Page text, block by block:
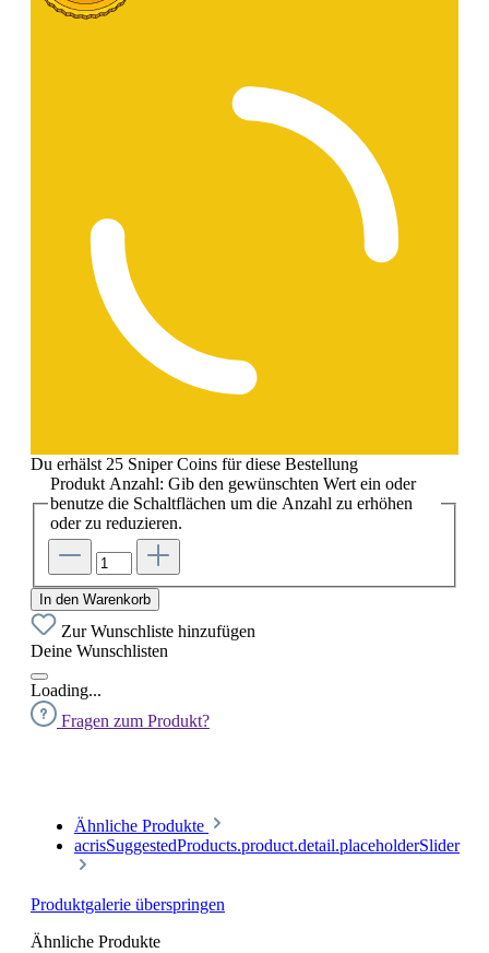
Du erhälst 25 Sniper Coins für diese Bestellung
Produkt Anzahl: Gib den gewünschten Wert ein oder
benutze die Schaltflächen um die Anzahl zu erhöhen
oder zu reduzieren.
In den Warenkorb
Zur Wunschliste hinzufügen
Deine Wunschlisten
Loading...
Fragen zum Produkt?
Ähnliche Produkte
acrisSuggestedProducts.product.detail.placeholderSlider
Produktgalerie überspringen
Ähnliche Produkte